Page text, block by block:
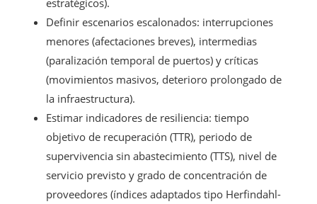
estratégicos).
Definir escenarios escalonados: interrupciones
menores (afectaciones breves), intermedias
(paralización temporal de puertos) y críticas
(movimientos masivos, deterioro prolongado de
la infraestructura).
Estimar indicadores de resiliencia: tiempo
objetivo de recuperación (TTR), periodo de
supervivencia sin abastecimiento (TTS), nivel de
servicio previsto y grado de concentración de
proveedores (índices adaptados tipo Herfindahl-